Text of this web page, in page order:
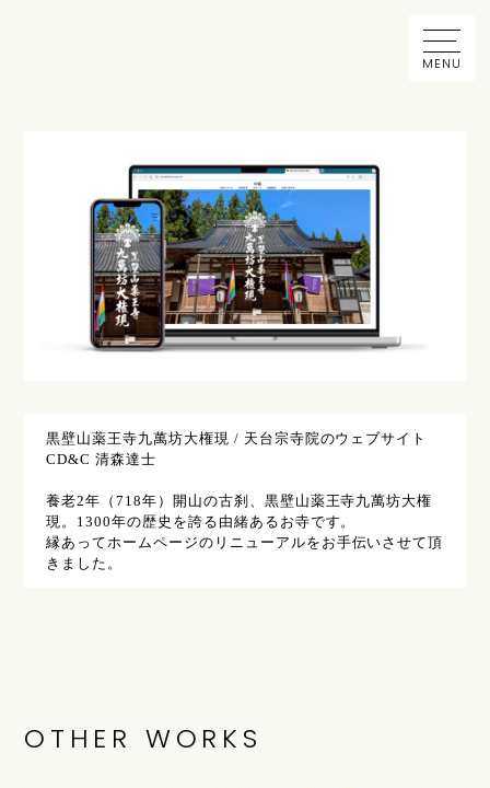
MENU
黒壁山薬王寺九萬坊大権現 / 天台宗寺院のウェブサイト
CD&C 清森達士
養老2年（718年）開山の古刹、黒壁山薬王寺九萬坊大権
現。1300年の歴史を誇る由緒あるお寺です。
縁あってホームページのリニューアルをお手伝いさせて頂
きました。
OTHER WORKS